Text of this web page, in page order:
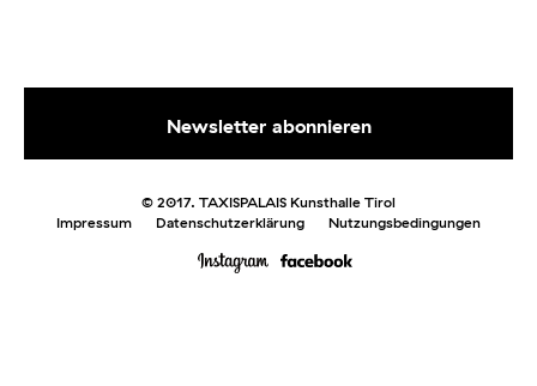
© 2017. TAXISPALAIS Kunsthalle Tirol
Impressum
Datenschutzerklärung Nutzungsbedingungen